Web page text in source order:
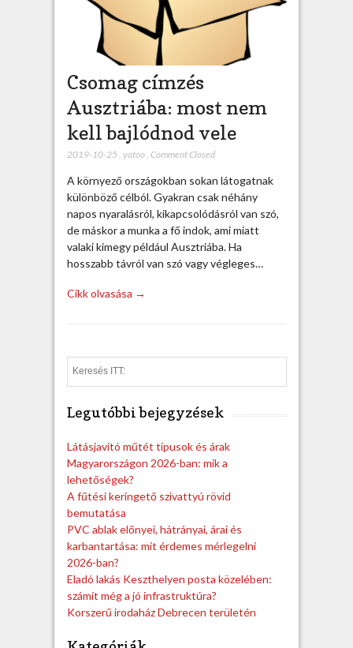
Csomag címzés
Ausztriába: most nem
kell bajlódnod vele
2019-10-25 yatoo, Comment Closed
A környező országokban sokan látogatnak
különböző célból. Gyakran csak néhány
napos nyaralásról, kikapcsolódásról van szó,
de máskor a munka a fő indok, ami miatt
valaki kimegy például Ausztriába. Ha
hosszabb távról van szó vagy végleges…
Cikk olvasása →
e
Legutóbbi bejegyzések
Látásjavító műtét típusok és árak
Magyarországon 2026-ban: mik a
lehetőségek?
A fűtési keringető szivattyú rövid
bemutatása
PVC ablak előnyei, hátrányai, árai és
karbantartása: mit érdemes mérlegelni
2026-ban?
Eladó lakás Keszthelyen posta közelében:
számít még a jó infrastruktúra?
Korszerű irodaház Debrecen területén